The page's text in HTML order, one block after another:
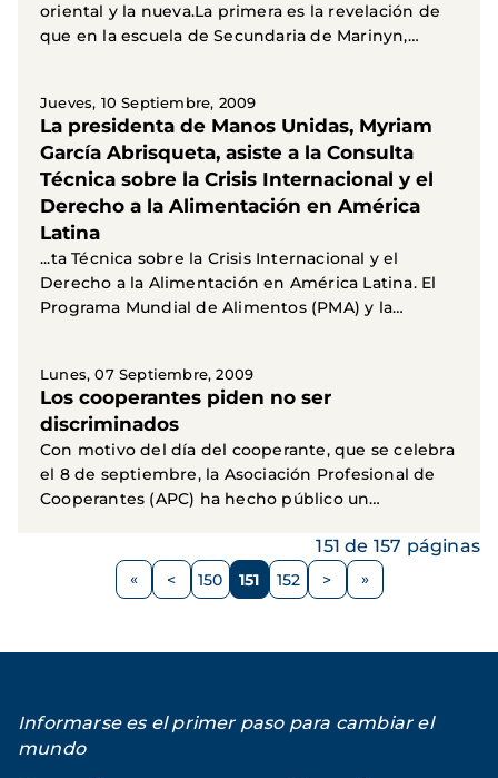
oriental y la nueva.La primera es la revelación de
que en la escuela de Secundaria de Marinyn,
Jueves, 10 Septiembre, 2009
La presidenta de Manos Unidas, Myriam
García Abrisqueta, asiste a la Consulta
Técnica sobre la Crisis Internacional y el
Derecho a la Alimentación en América
Latina
...ta Técnica sobre la Crisis Internacional y el
Derecho a la Alimentación en América Latina. El
Programa Mundial de Alimentos (PMA) y la
Lunes, 07 Septiembre, 2009
Los cooperantes piden no ser
discriminados
Con motivo del día del cooperante, que se celebra
el 8 de septiembre, la Asociación Profesional de
Cooperantes (APC) ha hecho público un
Paginación
Página
< Página
150 Página
151 Página
152
Siguiente
>
151 de 157 páginas
Informarse es el primer paso para cambiar el
mundo